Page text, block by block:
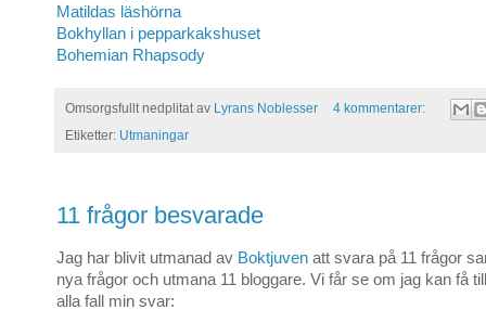
Matildas läshörna
Bokhyllan i pepparkakshuset
Bohemian Rhapsody
Omsorgsfullt nedplitat av Lyrans Noblesser
4 kommentarer:
Etiketter: Utmaningar
11 frågor besvarade
Jag har blivit utmanad av Boktjuven att svara på 11 frågor
nya frågor och utmana 11 bloggare. Vi får se om jag kan få
alla fall min svar: